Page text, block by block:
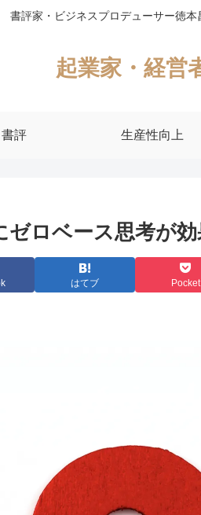
書評家・ビジネスプロデューサー徳
起業家・経営
書評 生産性向上
ロベース思考が
はてブ Pocket